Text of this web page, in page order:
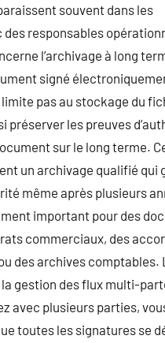
souvent dans les
des responsables
l’archivage à long
signé
limite pas au stockage du
préserver les preuves
sur le long terme.
un archivage qualifié qui
même après plusieurs
important pour des
commerciaux, des
des archives comptables.
gestion des flux multi-
avec plusieurs parties,
toutes les signatures se